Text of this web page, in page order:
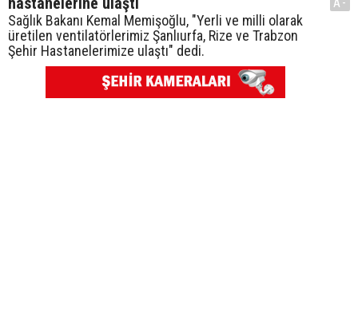
Sağlık Bakanı Kemal Memişoğlu, "Yerli ve milli olarak
üretilen ventilatörlerimiz Şanlıurfa, Rize ve Trabzon
Şehir Hastanelerimize ulaştı" dedi.